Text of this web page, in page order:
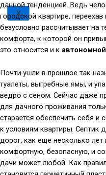
X
данной тенденцией. Ведь
городской квартире,
безусловно рассчитывает на
комфорта, к которой он
это относится и к
Почти ушли в прошлое так
туалеты, выгребные ямы, и
ведро с сеном. Сейчас даже
для дачного проживания
старается обеспечить себя
к условиям квартиры. Септик
дорог, как еще несколько лет
комфортную, безопасную, и
дачи может любой. Как